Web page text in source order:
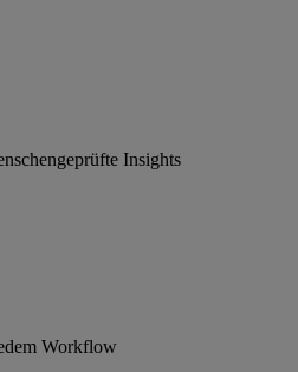
Insights
Workflow